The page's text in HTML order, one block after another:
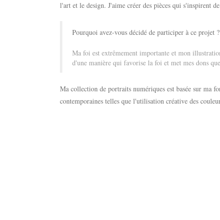
l'art et le design. J'aime créer des pièces qui s'inspirent
Pourquoi avez-vous décidé de participer à ce projet ?
Ma foi est extrêmement importante et mon
d'une manière qui favorise la foi et met mes dons
Ma collection de portraits numériques est basée sur ma
contemporaines telles que l'utilisation créative des